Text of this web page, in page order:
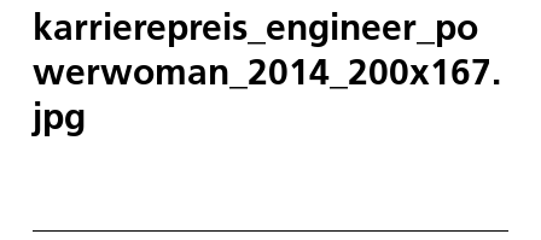
karrierepreis_engineer_po
werwoman_2014_200x167.
jpg